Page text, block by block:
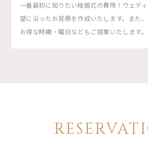
一番最初に知りたい結婚式の費用！ウェデ
望に沿ったお見積を作成いたします。また
お得な時期・曜日などもご提案いたします。